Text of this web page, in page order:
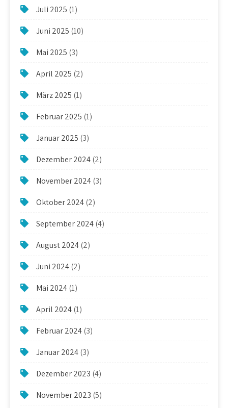
Juli 2025 (1)
Juni 2025 (10)
Mai 2025 (3)
April 2025 (2)
März 2025 (1)
Februar 2025 (1)
Januar 2025 (3)
Dezember 2024(2)
November 2024(3)
Oktober 2024(2)
September 2024(4)
August 2024(2)
Juni 2024(2)
Mai 2024(1)
April 2024(1)
Februar 2024(3)
Januar 2024(3)
Dezember 2023 (4)
November 2023 (5)